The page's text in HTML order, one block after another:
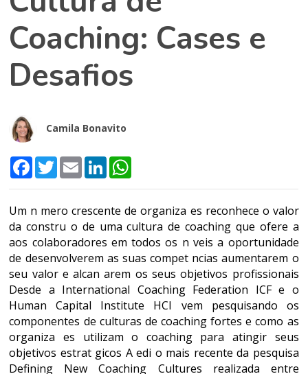
Coaching: Cases e
Desafios
Camila Bonavito
Facebook
TwitterEmail LinkedIn
Um n mero crescente de organiza es reconhece o valor
da constru o de uma cultura de coaching que ofere a
aos colaboradores em todos os n veis a oportunidade
de desenvolverem as suas compet ncias aumentarem o
seu valor e alcan arem os seus objetivos profissionais
Desde a International Coaching Federation ICF e o
Human Capital Institute HCI vem pesquisando os
componentes de culturas de coaching fortes e como as
organiza es utilizam o coaching para atingir seus
objetivos estrat gicos A edi o mais recente da pesquisa
Defining New Coaching Cultures realizada entre